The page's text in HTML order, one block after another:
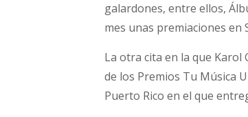
galardones, entre ellos,
mes unas premiaciones en
La otra cita en la que
de los Premios Tu Música
Puerto Rico en el que